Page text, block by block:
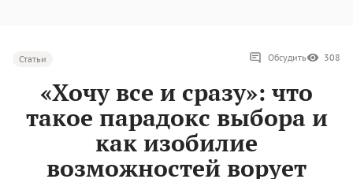
Статьи Обсудить 308
«Хочу все и сразу»: что
такое парадокс выбора и
как изобилие
возможностей ворует